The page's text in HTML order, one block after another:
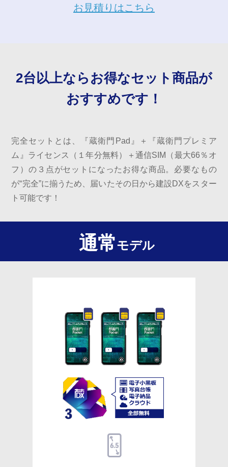
お見積りはこちら
2台以上ならお得なセット商品が
おすすめです！
完全セットとは、『蔵衛門Pad』＋『蔵衛門プレミア
ム』ライセンス（１年分無料）＋通信SIM（最大66％オ
フ）の３点がセットになったお得な商品。必要なもの
が“完全”に揃うため、届いたその日から建設DXをスター
ト可能です！
通常モデル